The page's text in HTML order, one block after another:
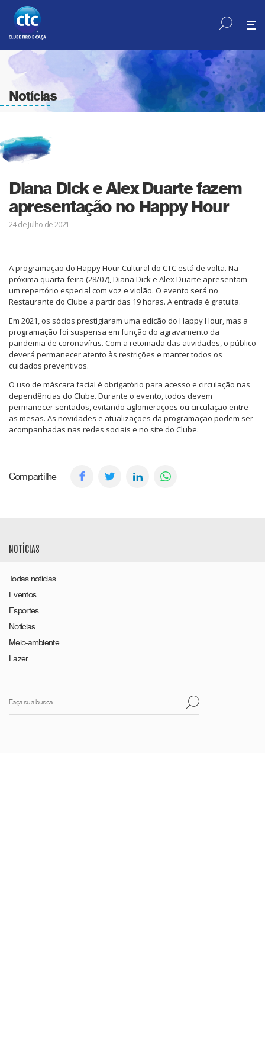
Notícias
Diana Dick e Alex Duarte fazem
apresentação no Happy Hour
24 de Julho de 2021
A programação do Happy Hour Cultural do CTC está de volta. Na
próxima quarta-feira (28/07), Diana Dick e Alex Duarte apresentam
um repertório especial com voz e violão. O evento será no
Restaurante do Clube a partir das 19 horas. A entrada é gratuita.
Em 2021, os sócios prestigiaram uma edição do Happy Hour, mas a
programação foi suspensa em função do agravamento da
pandemia de coronavírus. Com a retomada das atividades, o público
deverá permanecer atento às restrições e manter todos os
cuidados preventivos.
O uso de máscara facial é obrigatório para acesso e circulação nas
dependências do Clube. Durante o evento, todos devem
permanecer sentados, evitando aglomerações ou circulação entre
as mesas. As novidades e atualizações da programação podem ser
acompanhadas nas redes sociais e no site do Clube.
Compartilhe
NOTÍCIAS
Todas notícias
Eventos
Esportes
Notícias
Meio-ambiente
Lazer